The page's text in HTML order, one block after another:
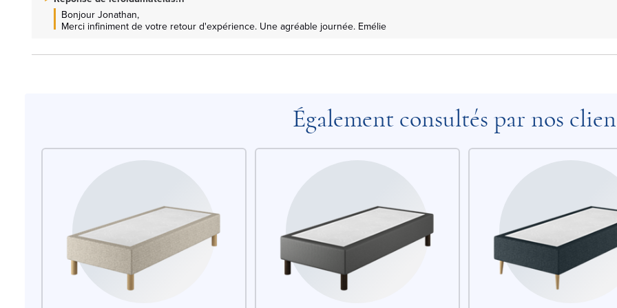
Bonjour Jonathan,
Merci infiniment de votre retour d'expérience. Une agréable journée. Emélie
Également consultés par nos